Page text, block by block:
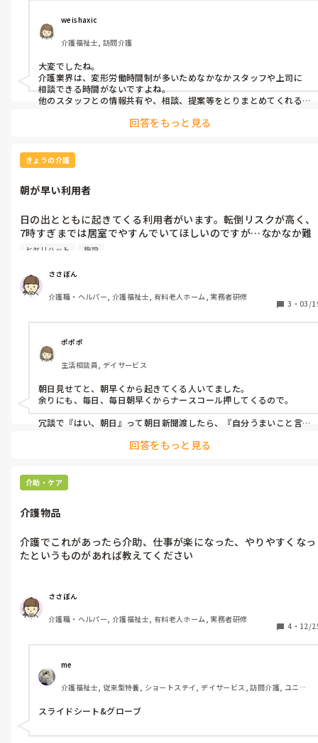
weishaxic
介護福祉士, 訪問介護
大変でしたね。
介護業界は、変形労働時間制が多いためなかなかスタッフや上司に
相談できる時間がないですよね。
他のスタッフとの情報共有や、相談、提案等をとりまとめてくれる
回答をもっと見る
きょうの介護
朝が早い利用者
日の出とともに起きてくる利用者がいます。転倒リスクが高く、
7時すぎまでは居室でやすんでいてほしいのですが…なかなか難
しくなにかアドバイスあればお聞きしたいです。また、遮光カー
ヒヤリハット 施設
ささぼん
介護職・ヘルパー, 介護福祉士, 有料老人ホーム, 実務者研修
3 ・ 03/
ポポポ
生活相談員, デイサービス
朝日見せてと、朝早くから起きてくる人いてました。
余りにも、毎日、毎日朝早くからナースコール押してくるので。
冗談で『はい、朝日』って朝日新聞渡したら、『自分うまいこと言
結局朝早く目が覚めてやることが無い様子でしたよ。
回答をもっと見る
介助・ケア
介護物品
介護でこれがあったら介助、仕事が楽になった、やりやすくなっ
たというものがあれば教えてください
ささぼん
介護職・ヘルパー, 介護福祉士, 有料老人ホーム, 実務者研修
4 ・ 12/
me
介護福祉士, 従来型特養, ショートステイ, デイサービス, 訪問介護, ユニッ
スライドシート&グローブ